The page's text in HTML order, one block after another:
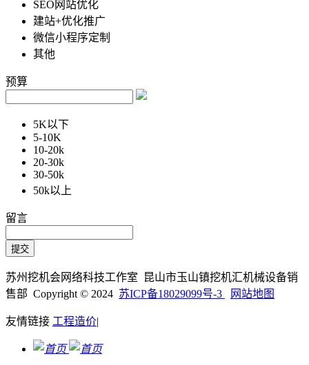
SEO网站优化
建站+优化推广
微信小程序定制
其他
预算
5K以下
5-10K
10-20k
20-30k
30-50k
50k以上
留言
苏州挖机会网络科技工作室 昆山市玉山镇挖机汇机械设备销
售部 Copyright © 2024 苏ICP备18029099号-3 网站地图
友情链接 工程造价|